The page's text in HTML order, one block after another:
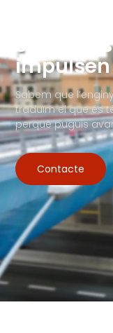
Sabem que
traduïm el que és
perquè puguis
Contacte